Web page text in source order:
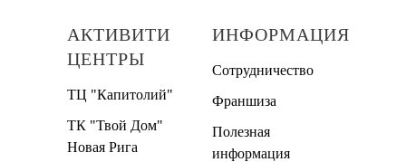
АКТИВИТИ
ЦЕНТРЫ
ТЦ "Капитолий"
ТК "Твой Дом"
Новая Рига
ИНФОРМАЦИЯ
Сотрудничество
Франшиза
Полезная
информация